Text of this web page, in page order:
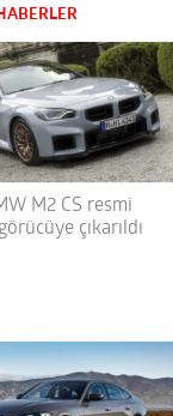
M2 CS resmi
çıkarıldı